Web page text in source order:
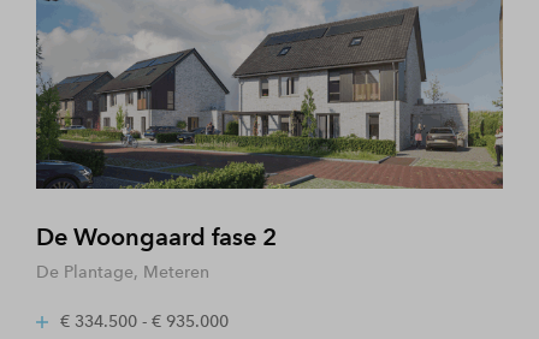
De Woongaard fase 2
De Plantage, Meteren
€ 334.500 - € 935.000